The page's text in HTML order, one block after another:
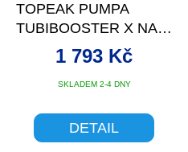
TOPEAK PUMPA
TUBIBOOSTER X NA
BEZDUŠOVÉ PLÁŠTĚ
SKLADEM 2-4 DNY
1 793 Kč
DETAIL